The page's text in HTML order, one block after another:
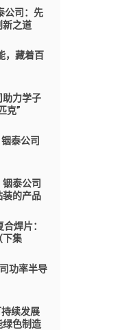
公司：先
新之道
，藏着百
助力学子
克”
泰公司
泰公司
装的产品
焊片：
下集
功率半导
续发展
绿色制造